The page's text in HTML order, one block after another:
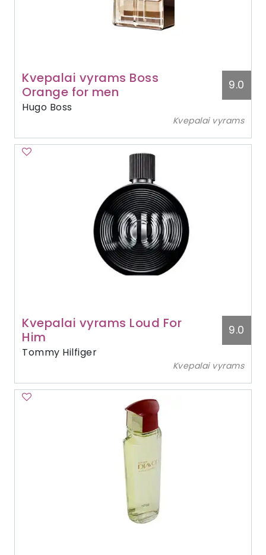
Kvepalai vyrams Boss
Orange for men
Hugo Boss
9.0
Kvepalai vyrams
Kvepalai vyrams Loud For
Him
Tommy Hilfiger
9.0
Kvepalai vyrams